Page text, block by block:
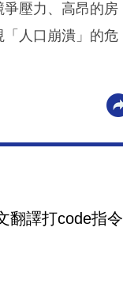
壓力、高昂的房
人口崩潰」的危
翻譯打code指令